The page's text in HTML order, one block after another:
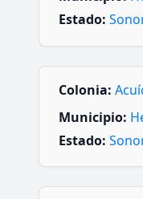
Estado:
Colonia:
Municipio:
Estado: